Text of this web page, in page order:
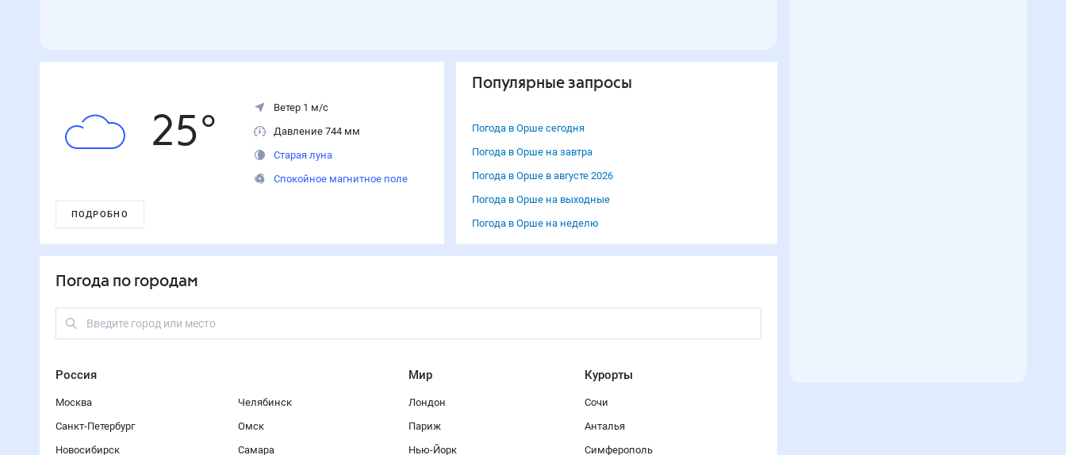
25°
Ветер 1 м/с
Давление 744 мм
Старая луна
Спокойное магнитное поле
ПОДРОБНО
Популярные запросы
Погода в Орше сегодня
Погода в Орше на завтра
Погода в Орше в августе 2026
Погода в Орше на выходные
Погода в Орше на неделю
Погода по городам
Россия
Москва
Санкт-Петербург
Новосибирск
Челябинск
Омск
Самара
Мир
Лондон
Париж
Нью-Йорк
Курорты
Сочи
Анталья
Симферополь